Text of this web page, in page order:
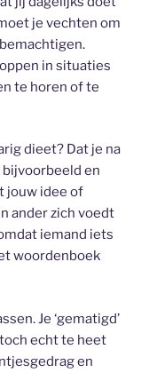
je vechten om
in situaties
te horen of te
dieet? Dat je na
en
jouw idee of
ander zich voedt
iemand iets
woordenboek
Je ‘gematigd’
echt te heet
en